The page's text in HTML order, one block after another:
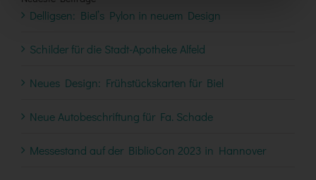
Delligsen: Biel’s Pylon in neuem Design
Schilder für die Stadt-Apotheke Alfeld
Neues Design: Frühstückskarten für Biel
Neue Autobeschriftung für Fa. Schade
Messestand auf der BiblioCon 2023 in Hannover